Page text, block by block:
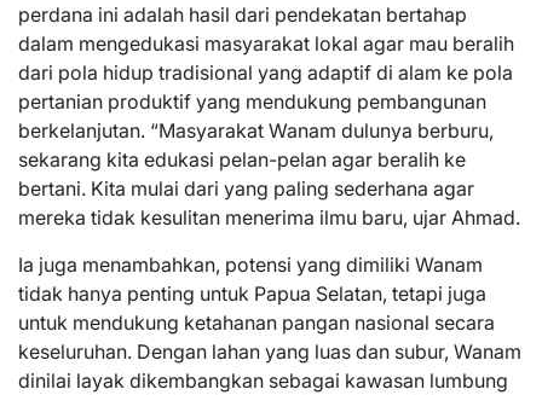
perdana ini adalah hasil dari pendekatan bertahap
dalam mengedukasi masyarakat lokal agar mau beralih
dari pola hidup tradisional yang adaptif di alam ke pola
pertanian produktif yang mendukung pembangunan
berkelanjutan. “Masyarakat Wanam dulunya berburu,
sekarang kita edukasi pelan-pelan agar beralih ke
bertani. Kita mulai dari yang paling sederhana agar
mereka tidak kesulitan menerima ilmu baru, ujar Ahmad.
Ia juga menambahkan, potensi yang dimiliki Wanam
tidak hanya penting untuk Papua Selatan, tetapi juga
untuk mendukung ketahanan pangan nasional secara
keseluruhan. Dengan lahan yang luas dan subur, Wanam
dinilai layak dikembangkan sebagai kawasan lumbung